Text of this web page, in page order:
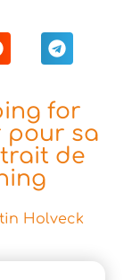
for
pour sa
de
Holveck